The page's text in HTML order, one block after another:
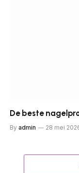
De beste
By admin 28 mei